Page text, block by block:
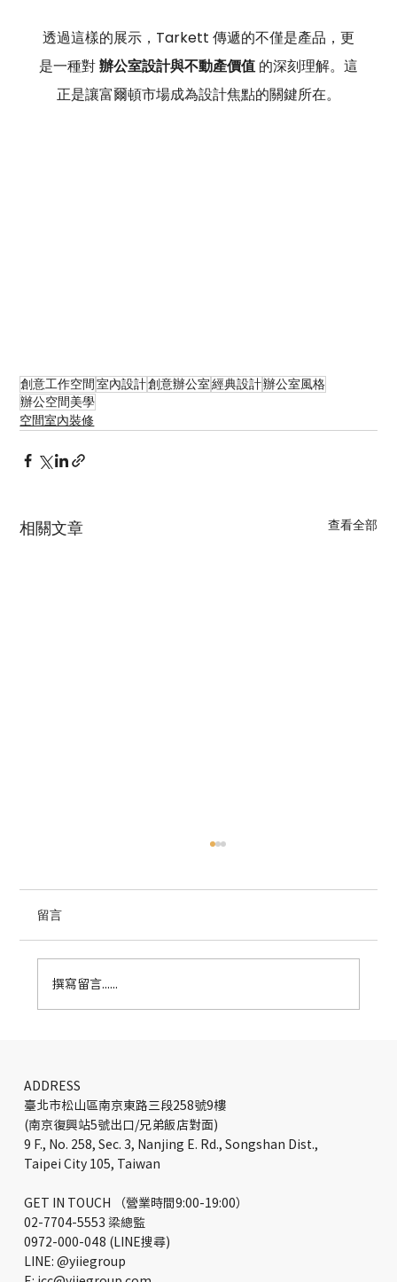
透過這樣的展示，Tarkett 傳遞的不僅是產品，更
是一種對 辦公室設計與不動產價值 的深刻理解。這
正是讓富爾頓市場成為設計焦點的關鍵所在。
創意工作空間室內設計創意辦公室經典設計辦公室風格
辦公空間美學
空間室內裝修
相關文章 查看全部
靈活創意
留言
撰寫留言......
ADDRESS
臺北市松山區南京東路三段258號9樓
(南京復興站5號出口/兄弟飯店對面)
9 F., No. 258, Sec. 3, Nanjing E. Rd., Songshan Dist.,
Taipei City 105, Taiwan
GET IN TOUCH （營業時間9:00-19:00）
02-7704-5553 梁總監
0972-000-048 (LINE搜尋)
LINE: @yiiegroup